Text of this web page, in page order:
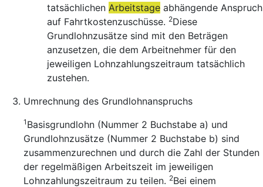
tatsächlichen Arbeitstage abhängende Anspruch
auf Fahrtkostenzuschüsse. 2Diese
Grundlohnzusätze sind mit den Beträgen
anzusetzen, die dem Arbeitnehmer für den
jeweiligen Lohnzahlungszeitraum tatsächlich
zustehen.
Umrechnung des Grundlohnanspruchs
1 Basisgrundlohn (Nummer 2 Buchstabe a) und
Grundlohnzusätze (Nummer 2 Buchstabe b) sind
zusammenzurechnen und durch die Zahl der Stunden
der regelmäßigen Arbeitszeit im jeweiligen
Lohnzahlungszeitraum zu teilen. 2Bei einem